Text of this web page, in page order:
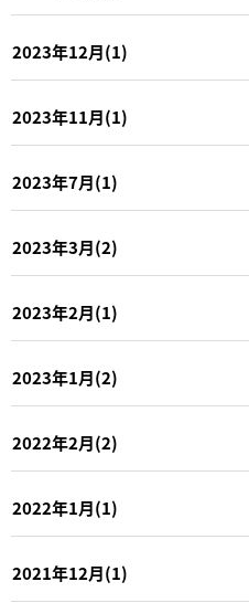
2023年12月(1)
2023年11月(1)
2023年7月(1)
2023年3月(2)
2023年2月(1)
2023年1月(2)
2022年2月(2)
2022年1月(1)
2021年12月(1)